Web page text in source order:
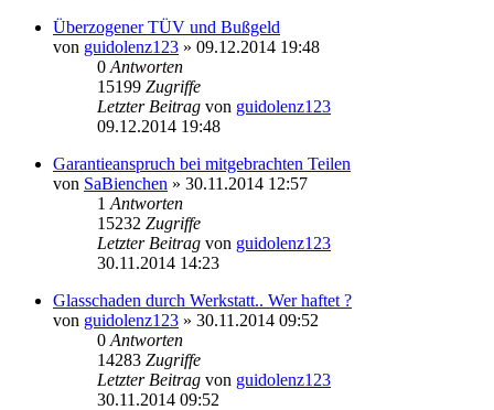
Überzogener TÜV und Bußgeld
von guidolenz123 » 09.12.2014 19:48
0 Antworten
15199 Zugriffe
Letzter Beitrag von guidolenz123
09.12.2014 19:48
Garantieanspruch bei mitgebrachten Teilen
von SaBienchen » 30.11.2014 12:57
1 Antworten
15232 Zugriffe
Letzter Beitrag von guidolenz123
30.11.2014 14:23
Glasschaden durch Werkstatt.. Wer haftet ?
von guidolenz123 » 30.11.2014 09:52
0 Antworten
14283 Zugriffe
Letzter Beitrag von guidolenz123
30.11.2014 09:52